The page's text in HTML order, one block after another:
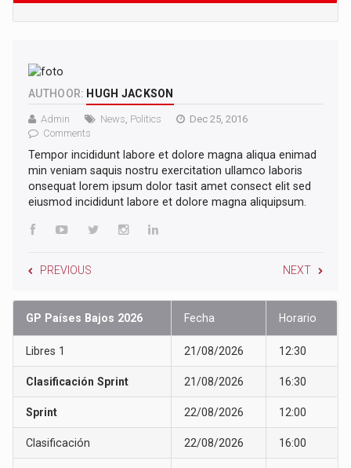
AUTHOOR: HUGH JACKSON
Admin News Politics
Dec 25, 2016
Comments
Tempor incididunt labore et dolore magna aliqua enimad
min veniam saquis nostru exercitation ullamco laboris
onsequat lorem ipsum dolor tasit amet consect elit sed
eiusmod incididunt labore et dolore magna aliquipsum.
PREVIOUS NEXT
GP Países Bajos 2026 Fecha Horario
Libres 1 21/08/2026 12:30
Clasificación Sprint 21/08/2026 16:30
Sprint 22/08/2026 12:00
Clasificación 22/08/2026 16:00